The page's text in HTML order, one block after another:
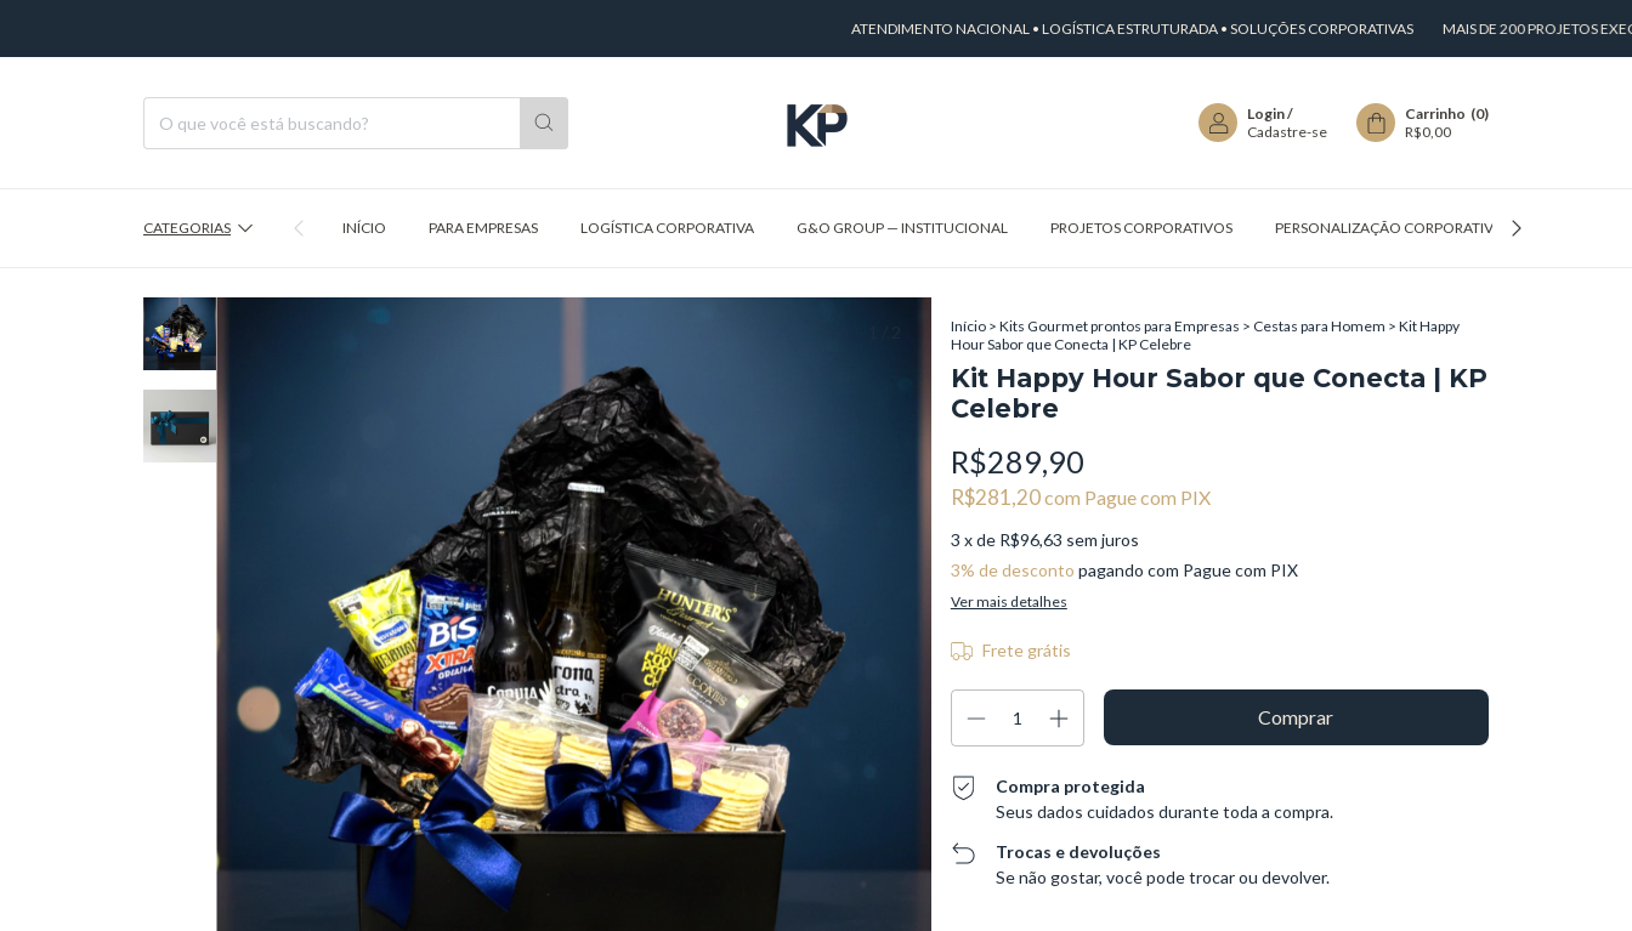
ATENDIMENTO NACIONAL • LOGÍSTICA ESTRUTURADA • SOLUÇÕES CORPORATIVAS MAIS DE 200 PROJETOS
Login/
Cadastre-se
Carrinho (0)
R$0,00
CATEGORIAS INÍCIO PARA EMPRESAS LOGÍSTICA CORPORATIVA G&O GROUP — INSTITUCIONAL PROJETOS CORPORATIVOS PERSONALIZAÇÃO CORPORATIVA
Início > Kits Gourmet prontos para Empresas > Cestas para Homem > Kit Happy
Hour Sabor que Conecta | KP Celebre
Kit Happy Hour Sabor que Conecta | KP
Celebre
R$289,90
R$281,20com Pague com PIX
3 x de R$96,63 sem juros
3% de desconto pagando com Pague com PIX
Ver mais detalhes
Frete grátis
Compra protegida
Seus dados cuidados durante toda a compra.
Trocas e devoluções
Se não gostar, você pode trocar ou devolver.